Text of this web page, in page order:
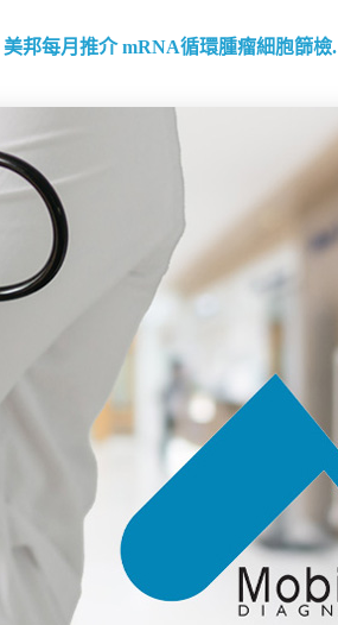
美邦每月推介 mRNA循環腫瘤細胞篩檢.